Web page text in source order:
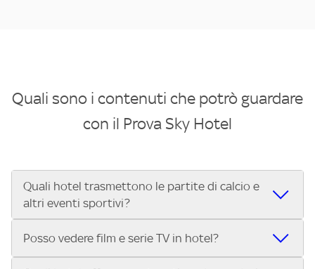
Quali sono i contenuti che potrò guardare
con il Prova Sky Hotel
Quali hotel trasmettono le partite di calcio e
altri eventi sportivi?
Se cerchi un hotel dove poter vedere le partite di Serie A,
Posso vedere film e serie TV in hotel?